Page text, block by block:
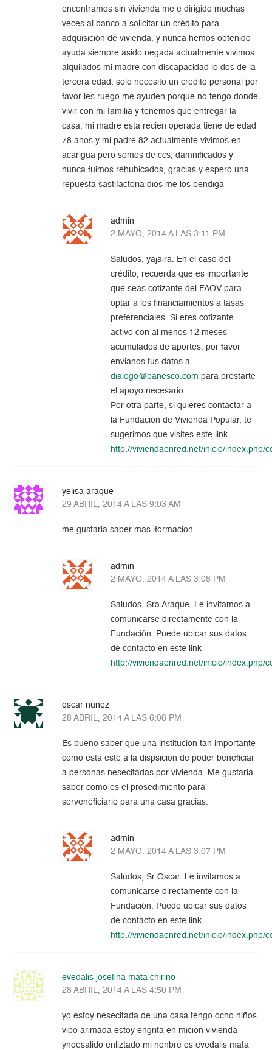
encontramos sin vivienda me e dirigido muchas
veces al banco a solicitar un crédito para
adquisición de vivienda, y nunca hemos obtenido
ayuda siempre asido negada actualmente vivimos
alquilados mi madre con discapacidad lo dos de la
tercera edad, solo necesito un credito personal por
favor les ruego me ayuden porque no tengo donde
vivir con mi familia y tenemos que entregar la
casa, mi madre esta recien operada tiene de edad
78 anos y mi padre 82 actualmente vivimos en
acarigua pero somos de ccs, damnificados y
nunca fuimos rehubicados, gracias y espero una
repuesta sastifactoria dios me los bendiga
admin
2 MAYO, 2014 A LAS 3:11 PM
Saludos, yajaira. En el caso del
crédito, recuerda que es importante
que seas cotizante del FAOV para
optar a los financiamientos a tasas
preferenciales. Si eres cotizante
activo con al menos 12 meses
acumulados de aportes, por favor
envianos tus datos a
dialogo@banesco.com para prestarte
el apoyo necesario.
Por otra parte, si quieres contactar a
la Fundación de Vivienda Popular, te
sugerimos que visites este link
http://viviendaenred.net/inicio/index.php/
yelisa araque
29 ABRIL, 2014 A LAS 9:03 AM
me gustaria saber mas iformacion
admin
2 MAYO, 2014 A LAS 3:08 PM
Saludos, Sra Araque. Le invitamos a
comunicarse directamente con la
Fundación. Puede ubicar sus datos
de contacto en este link
http://viviendaenred.net/inicio/index.php/
oscar nuñez
28 ABRIL, 2014 A LAS 6:08 PM
Es bueno saber que una institucion tan importante
como esta este a la dispsicion de poder beneficiar
a personas nesecitadas por vivienda. Me gustaria
saber como es el prosedimiento para
serveneficiario para una casa gracias.
admin
2 MAYO, 2014 A LAS 3:07 PM
Saludos, Sr Oscar. Le invitamos a
comunicarse directamente con la
Fundación. Puede ubicar sus datos
de contacto en este link
http://viviendaenred.net/inicio/index.php/
evedalis josefina mata chirino
28 ABRIL, 2014 A LAS 4:50 PM
yo estoy nesecitada de una casa tengo ocho niños
vibo arimada estoy engrita en micion vivienda
ynoesalido enliztado mi nonbre es evedalis mata